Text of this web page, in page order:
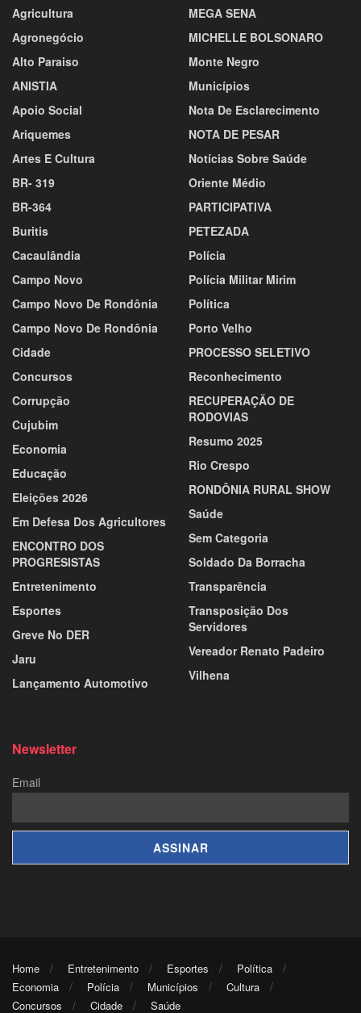
Agricultura
Agronegócio
Alto Paraiso
ANISTIA
Apoio Social
Ariquemes
Artes E Cultura
BR- 319
BR-364
Buritis
Cacaulândia
Campo Novo
Campo Novo De Rondônia
Campo Novo De Rondônia
Cidade
Concursos
Corrupção
Cujubim
Economia
Educação
Eleições 2026
Em Defesa Dos Agricultores
ENCONTRO DOS
PROGRESISTAS
Entretenimento
Esportes
Greve No DER
Jaru
Lançamento Automotivo
MEGA SENA
MICHELLE BOLSONARO
Monte Negro
Municípios
Nota De Esclarecimento
NOTA DE PESAR
Notícias Sobre Saúde
Oriente Médio
PARTICIPATIVA
PETEZADA
Polícia
Polícia Militar Mirim
Política
Porto Velho
PROCESSO SELETIVO
Reconhecimento
RECUPERAÇÃO DE
RODOVIAS
Resumo 2025
Rio Crespo
RONDÔNIA RURAL SHOW
Saúde
Sem Categoria
Soldado Da Borracha
Transparência
Transposição Dos
Servidores
Vereador Renato Padeiro
Vilhena
Newsletter
Email
Home Entretenimento Esportes
Política
Economia
Polícia Municípios
Cultura
Concursos
Cidade Saúde